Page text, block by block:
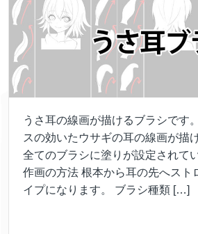
うさ耳の線画が描けるブラシです
スの効いたウサギの耳の線画が描
全てのブラシに塗りが設定されて
作画の方法 根本から耳の先へスト
イプになります。 ブラシ種類 […]